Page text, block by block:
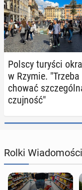
Polscy turyści
w Rzymie.
cho­wać
czuj­ność"
Rolki Wiadomości